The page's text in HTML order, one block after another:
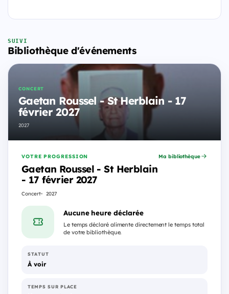
SUIVI
Bibliothèque d'événements
CONCERT
Gaetan Roussel - St Herblain - 17
février 2027
2027
VOTRE PROGRESSION
Gaetan Roussel - St Herblain
- 17 février 2027
Concert 2027
Ma bibliothèque
Aucune heure déclarée
Le temps déclaré alimente directement le temps total
de votre bibliothèque.
STATUT
À voir
TEMPS SUR PLACE